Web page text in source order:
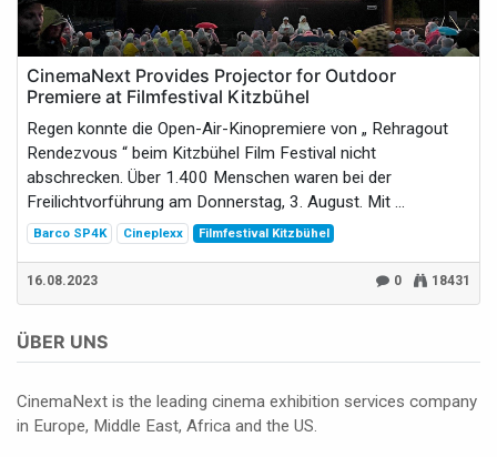
CinemaNext Provides Projector for Outdoor
Premiere at Filmfestival Kitzbühel
Regen konnte die Open-Air-Kinopremiere von „ Rehragout
Rendezvous “ beim Kitzbühel Film Festival nicht
abschrecken. Über 1.400 Menschen waren bei der
Freilichtvorführung am Donnerstag, 3. August. Mit ...
Barco SP4K Cineplexx Filmfestival Kitzbühel
16.08.2023 0 18431
ÜBER UNS
CinemaNext is the leading cinema exhibition services company
in Europe, Middle East, Africa and the US.